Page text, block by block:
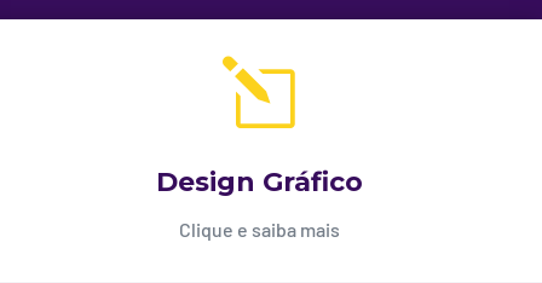
l
Design Gráfico
Clique e saiba mais